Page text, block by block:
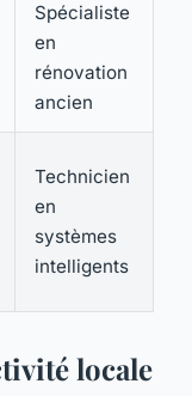
Spécialiste
en
rénovation
ancien
Technicien
en
systèmes
intelligents
locale